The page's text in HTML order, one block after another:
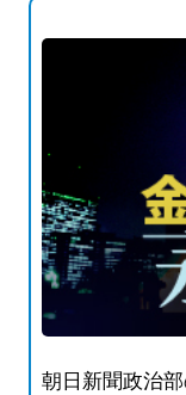
朝日新聞政治